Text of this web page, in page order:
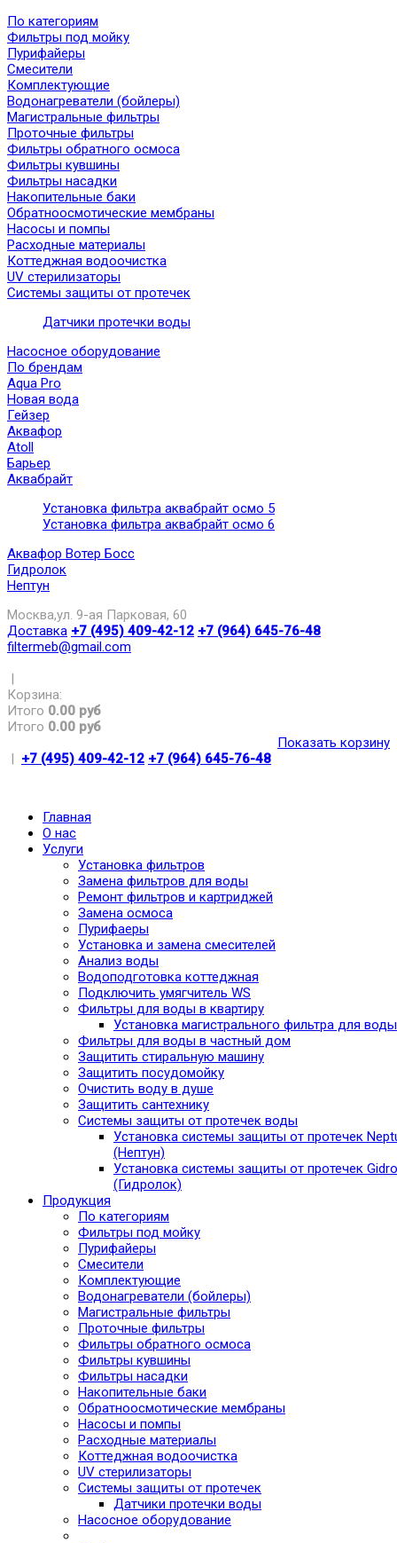
По категориям
Фильтры под мойку
Пурифайеры
Смесители
Комплектующие
Водонагреватели (бойлеры)
Магистральные фильтры
Проточные фильтры
Фильтры обратного осмоса
Фильтры кувшины
Фильтры насадки
Накопительные баки
Обратноосмотические мембраны
Насосы и помпы
Расходные материалы
Коттеджная водоочистка
UV стерилизаторы
Системы защиты от протечек
Датчики протечки воды
Насосное оборудование
По брендам
Aqua Pro
Новая вода
Гейзер
Аквафор
Atoll
Барьер
Аквабрайт
Установка фильтра аквабрайт осмо 5
Установка фильтра аквабрайт осмо 6
Аквафор Вотер Босс
Гидролок
Нептун
Москва,ул. 9-ая Парковая, 60
Доставка +7 (495) 409-42-12 +7 (964) 645-76-48
filtermeb@gmail.com
|
Корзина:
Итого 0.00 руб
Итого 0.00 руб
Показать корзину
| +7 (495) 409-42-12 +7 (964) 645-76-48
Главная
О нас
Услуги
Установка фильтров
Замена фильтров для воды
Ремонт фильтров и картриджей
Замена осмоса
Пурифаеры
Установка и замена смесителей
Анализ воды
Водоподготовка коттеджная
Подключить умягчитель WS
Фильтры для воды в квартиру
Установка магистрального фильтра для воды
Фильтры для воды в частный дом
Защитить стиральную машину
Защитить посудомойку
Очистить воду в душе
Защитить сантехнику
Системы защиты от протечек воды
Установка системы защиты от протечек
(Нептун)
Установка системы защиты от протечек
(Гидролок)
Продукция
По категориям
Фильтры под мойку
Пурифайеры
Смесители
Комплектующие
Водонагреватели (бойлеры)
Магистральные фильтры
Проточные фильтры
Фильтры обратного осмоса
Фильтры кувшины
Фильтры насадки
Накопительные баки
Обратноосмотические мембраны
Насосы и помпы
Расходные материалы
Коттеджная водоочистка
UV стерилизаторы
Системы защиты от протечек
Датчики протечки воды
Насосное оборудование